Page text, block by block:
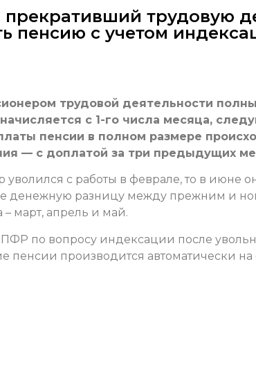
прекративший трудовую
пенсию с учетом
трудовой деятельности
с 1-го числа месяца,
пенсии в полном размере
— с доплатой за три предыдущих
с работы в феврале, то в июне
денежную разницу между прежним и
март, апрель и май.
ПФР по вопросу индексации после
пенсии производится автоматически